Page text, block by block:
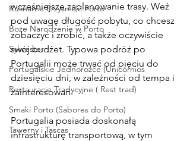
Kulinarne Przysmaki Porto
Boże Narodzenie w Porto
Sylwester
Portugalskie Jednorożce (Unicórnios
Restauracje Tradycyjne ( Rest trad)
Smaki Porto (Sabores do Porto)
Tawerny i Tascas
wcześniejsze zaplanowanie trasy. Weź
pod uwagę długość pobytu, co chcesz
zobaczyć i zrobić, a także oczywiście
swój budżet. Typowa podróż po
Portugalii może trwać od pięciu do
dziesięciu dni, w zależności od tempa i
zainteresowań.
Portugalia posiada doskonałą
infrastrukturę transportową, w tym